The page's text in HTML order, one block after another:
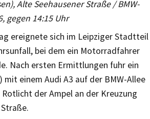
Alte Seehausener Straße / BMW-
gegen 14:15 Uhr
ereignete sich im Leipziger Stadtteil
bei dem ein Motorradfahrer
Nach ersten Ermittlungen fuhr ein
einem Audi A3 auf der BMW-Allee
der Ampel an der Kreuzung